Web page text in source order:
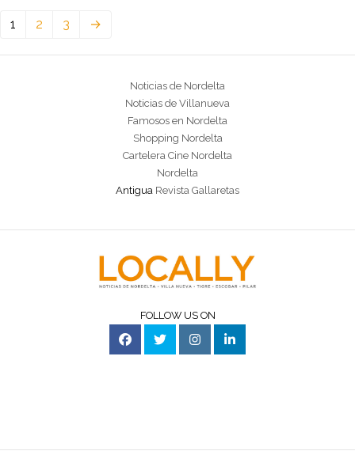
evoluciona constantemente y nosotros
adaptarnos
1 2 3 →
Noticias de Nordelta
Noticias de Villanueva
Famosos en Nordelta
Shopping Nordelta
Cartelera Cine Nordelta
Nordelta
Antigua Revista Gallaretas
FOLLOW US ON